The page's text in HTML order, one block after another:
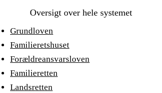
Oversigt over hele systemet
Grundloven
Familieretshuset
Forældreansvarsloven
Familieretten
Landsretten